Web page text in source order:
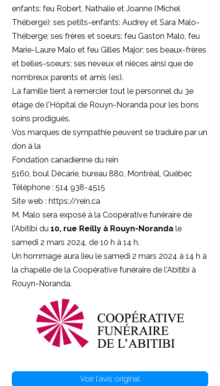
enfants: feu Robert, Nathalie et Joanne (Michel
Théberge); ses petits-enfants: Audrey et Sara Malo-
Théberge; ses frères et soeurs: feu Gaston Malo, feu
Marie-Laure Malo et feu Gilles Major; ses beaux-frères
et belles-soeurs; ses neveux et nièces ainsi que de
nombreux parents et amis (es).
La famille tient à remercier tout le personnel du 3e
étage de l'Hôpital de Rouyn-Noranda pour les bons
soins prodigués.
Vos marques de sympathie peuvent se traduire par un
don à la
Fondation canadienne du rein
5160, boul Décarie, bureau 880, Montréal, Québec
Téléphone : 514 938-4515
Site web : https://rein.ca
M. Malo sera exposé à la Coopérative funéraire de
l'Abitibi du 10, rue Reilly à Rouyn-Noranda le
samedi 2 mars 2024, de 10 h à 14 h.
Un hommage aura lieu le samedi 2 mars 2024 à 14 h à
la chapelle de la Coopérative funéraire de l'Abitibi à
Rouyn-Noranda.
Voir l'avis original